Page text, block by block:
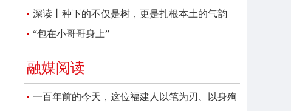
深读丨种下的不仅是树，更是扎根本土的气韵
“包在小哥哥身上”
融媒阅读
一百年前的今天，这位福建人以笔为刃、以身殉